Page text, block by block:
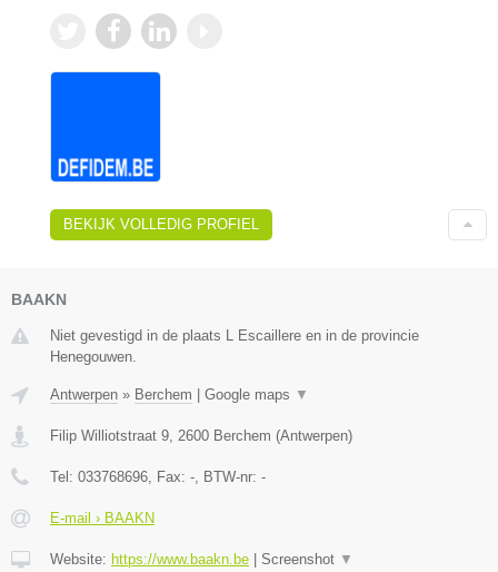
BEKIJK VOLLEDIG PROFIEL
BAAKN
Niet gevestigd in de plaats L Escaillere en in de provincie
Henegouwen.
Antwerpen » Berchem Google maps ▼
Filip Williotstraat 9, 2600 Berchem (Antwerpen)
Tel: 033768696, Fax: -, BTW-nr: -
E-mail › BAAKN
Website: https://www.baakn.be Screenshot ▼